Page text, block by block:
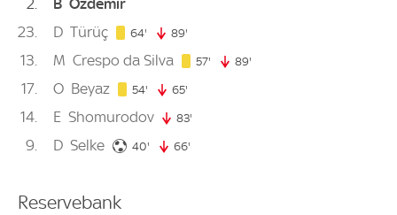
23
D Türüç 64' 64. minute
89'
13 M Crespo da Silva 57' 57. minute
89'
17 O Beyaz 54' 54. minute
65'
14 E Shomurodov 83'
9 D Selke 40' 40. minute
66'
Reservebank